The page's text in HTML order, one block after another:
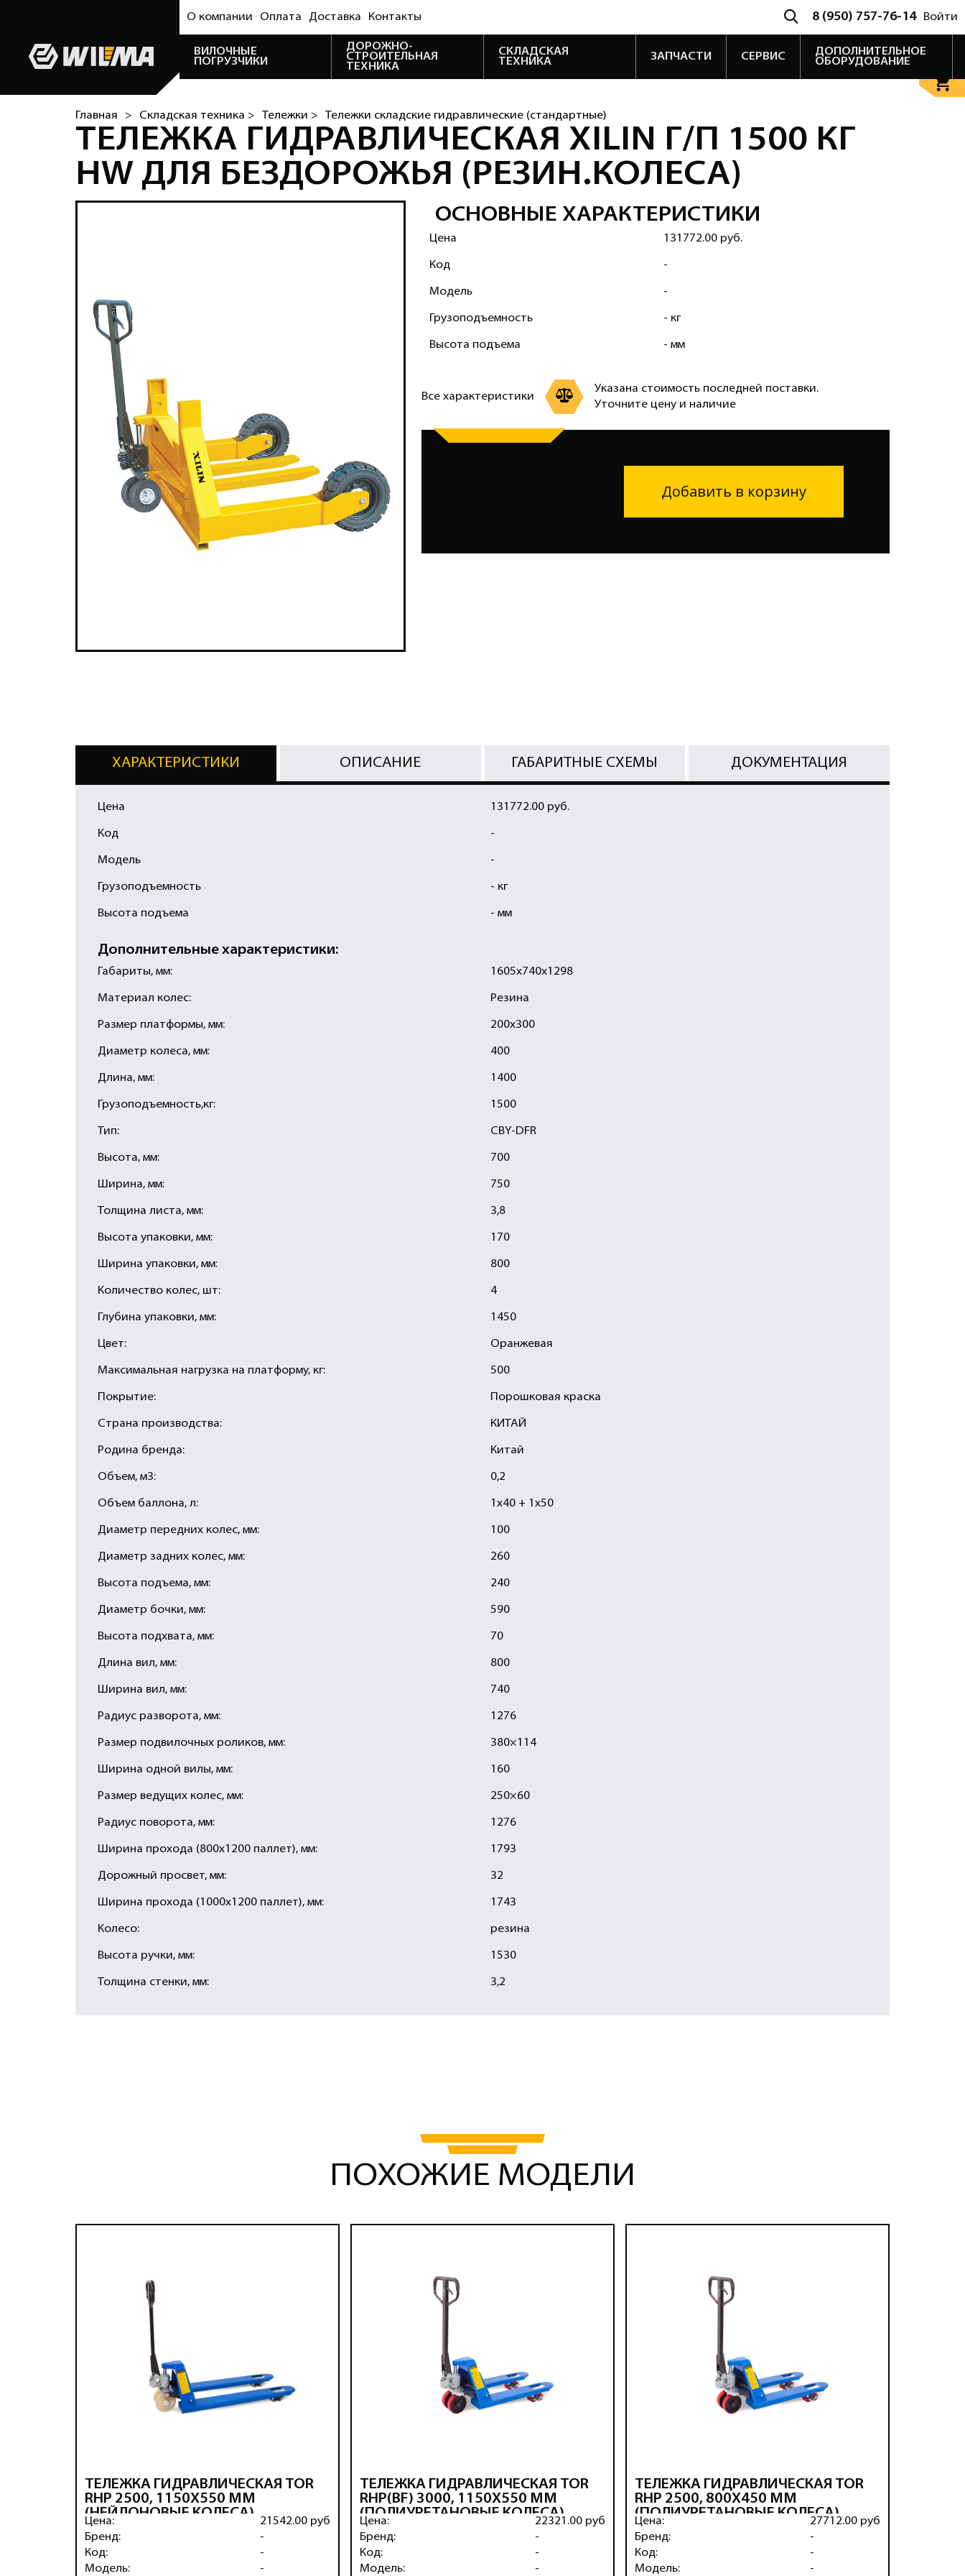
О компании Оплата Доставка Контакты 8 (950) 757-76-14 Войти
ВИЛОЧНЫЕ
ПОГРУЗЧИКИ
ДОРОЖНО-
СТРОИТЕЛЬНАЯ
ТЕХНИКА
СКЛАДСКАЯ
ТЕХНИКА
ЗАПЧАСТИ СЕРВИС
ДОПОЛНИТЕЛЬНОЕ
ОБОРУДОВАНИЕ
Главная > Складская техника > Тележки > Тележки складские гидравлические (стандартные)
ТЕЛЕЖКА ГИДРАВЛИЧЕСКАЯ XILIN Г/П 1500 КГ
HW ДЛЯ БЕЗДОРОЖЬЯ (РЕЗИН.КОЛЕСА)
ОСНОВНЫЕ ХАРАКТЕРИСТИКИ
Цена 131772.00 руб.
Код -
Модель -
Грузоподъемность - кг
Высота подъема - мм
Все характеристики
Указана стоимость последней поставки.
Уточните цену и наличие
Добавить в корзину
ХАРАКТЕРИСТИКИ ОПИСАНИЕ ГАБАРИТНЫЕ СХЕМЫ ДОКУМЕНТАЦИЯ
Цена 131772.00 руб.
Код -
Модель -
Грузоподъемность - кг
Высота подъема - мм
Дополнительные характеристики:
Габариты, мм: 1605х740х1298
Материал колес: Резина
Размер платформы, мм: 200х300
Диаметр колеса, мм: 400
Длина, мм: 1400
Грузоподъемность,кг: 1500
Тип: CBY-DFR
Высота, мм: 700
Ширина, мм: 750
Толщина листа, мм: 3,8
Высота упаковки, мм: 170
Ширина упаковки, мм: 800
Количество колес, шт: 4
Глубина упаковки, мм: 1450
Цвет: Оранжевая
Максимальная нагрузка на платформу, кг: 500
Покрытие: Порошковая краска
Страна производства: КИТАЙ
Родина бренда: Китай
Объем, м3: 0,2
Объем баллона, л: 1х40 + 1х50
Диаметр передних колес, мм: 100
Диаметр задних колес, мм: 260
Высота подъема, мм: 240
Диаметр бочки, мм: 590
Высота подхвата, мм: 70
Длина вил, мм: 800
Ширина вил, мм: 740
Радиус разворота, мм: 1276
Размер подвилочных роликов, мм: 380×114
Ширина одной вилы, мм: 160
Размер ведущих колес, мм: 250×60
Радиус поворота, мм: 1276
Ширина прохода (800х1200 паллет), мм: 1793
Дорожный просвет, мм: 32
Ширина прохода (1000х1200 паллет), мм: 1743
Колесо: резина
Высота ручки, мм: 1530
Толщина стенки, мм: 3,2
ПОХОЖИЕ МОДЕЛИ
ТЕЛЕЖКА ГИДРАВЛИЧЕСКАЯ TOR
RHP 2500, 1150Х550 ММ
(НЕЙЛОНОВЫЕ КОЛЕСА)
Цена:
Бренд:
Код:
Модель:
21542.00 руб
-
-
-
ТЕЛЕЖКА ГИДРАВЛИЧЕСКАЯ TOR
RHP(BF) 3000, 1150Х550 ММ
(ПОЛИУРЕТАНОВЫЕ КОЛЕСА)
Цена:
Бренд:
Код:
Модель:
22321.00 руб
-
-
-
ТЕЛЕЖКА ГИДРАВЛИЧЕСКАЯ TOR
RHP 2500, 800X450 ММ
(ПОЛИУРЕТАНОВЫЕ КОЛЕСА)
Цена:
Бренд:
Код:
Модель:
27712.00 руб
-
-
-